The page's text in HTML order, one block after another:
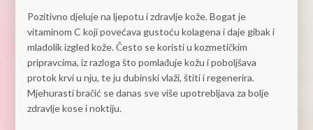
Pozitivno djeluje na ljepotu i zdravlje kože. Bogat je
vitaminom C koji povećava gustoću kolagena i daje gibak i
mladolik izgled kože. Često se koristi u kozmetičkim
pripravcima, iz razloga što pomlađuje kožu i poboljšava
protok krvi u nju, te ju dubinski vlaži, štiti i regenerira.
Mjehurasti bračić se danas sve više upotrebljava za bolje
zdravlje kose i noktiju.